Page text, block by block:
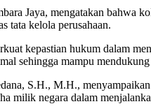
Jaya, mengatakan bahwa
tata kelola perusahaan.
kepastian hukum dalam
sehingga mampu
S.H., M.H.,
milik negara dalam